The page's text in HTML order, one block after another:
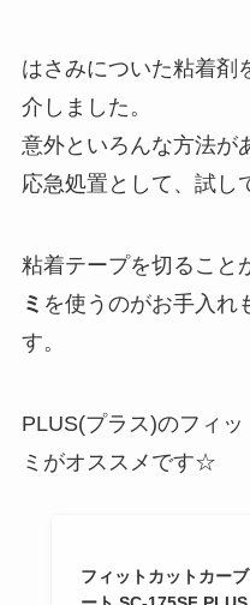
はさみについた粘着剤
介しました。
意外といろんな方法が
応急処置として、試し
粘着テープを切ること
ミ を使うのがお手入れ
す。
PLUS(プラス)のフィ
ミがオススメです☆
フィットカットカー